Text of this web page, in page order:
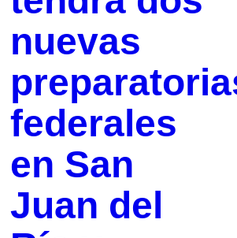
nuevas
federales
en San
Juan del